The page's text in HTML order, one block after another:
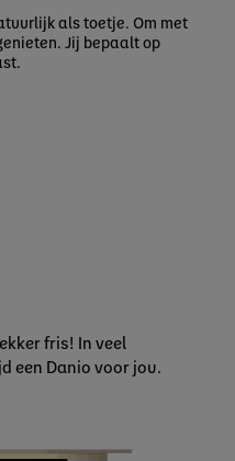
als toetje. Om met
Jij bepaalt op
fris! In veel
een Danio voor jou.